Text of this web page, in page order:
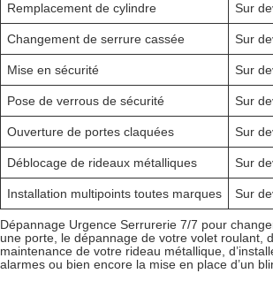
Remplacement de cylindre Sur
Changement de serrure cassée Sur
Mise en sécurité Sur
Pose de verrous de sécurité Sur
Ouverture de portes claquées Sur
Déblocage de rideaux métalliques Sur
Installation multipoints toutes marques Sur
Dépannage Urgence Serrurerie 7/7 pour
une porte, le dépannage de votre volet roulant,
maintenance de votre rideau métallique,
alarmes ou bien encore la mise en place d’un